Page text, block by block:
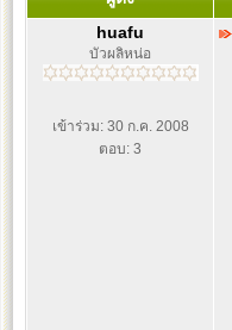
huafu
บัวผลิหน่อ
เข้าร่วม: 30 ก.ค. 2008
ตอบ: 3